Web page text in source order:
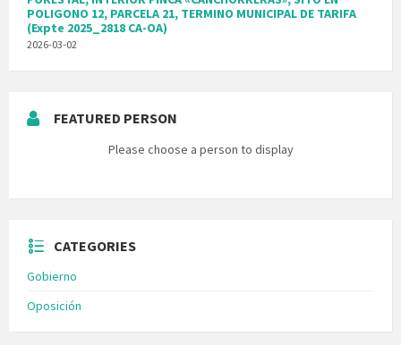
POLIGONO 12, PARCELA 21, TERMINO MUNICIPAL DE TARIFA
(Expte 2025_2818 CA-OA)
2026-03-02
FEATURED PERSON
Please choose a person to display
CATEGORIES
Gobierno
Oposición